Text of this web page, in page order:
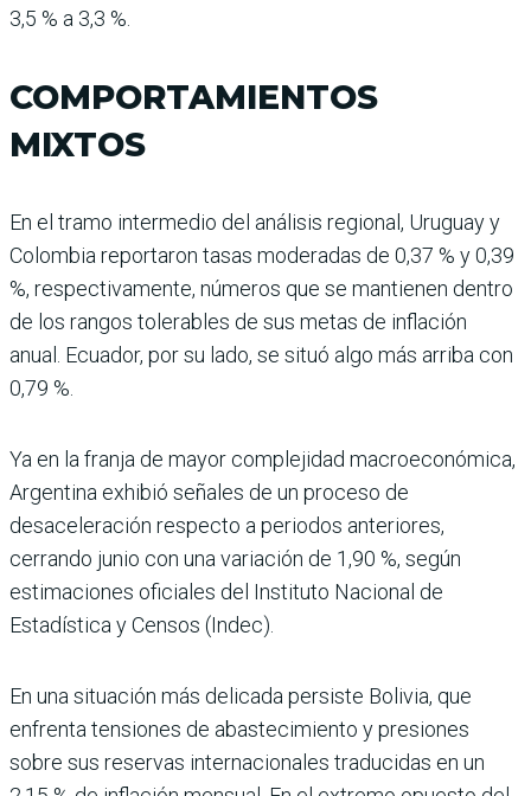
3,5 % a 3,3 %.
COMPORTAMIENTOS
MIXTOS
En el tramo intermedio del análisis regional, Uruguay y
Colombia reportaron tasas moderadas de 0,37 % y 0,39
%, respectivamente, números que se mantienen dentro
de los rangos tolerables de sus metas de inflación
anual. Ecuador, por su lado, se situó algo más arriba con
0,79 %.
Ya en la franja de mayor complejidad macroeconómica,
Argentina exhibió señales de un proceso de
desaceleración respecto a periodos anteriores,
cerrando junio con una variación de 1,90 %, según
estimaciones oficiales del Instituto Nacional de
Estadística y Censos (Indec).
En una situación más delicada persiste Bolivia, que
enfrenta tensiones de abastecimiento y presiones
sobre sus reservas internacionales traducidas en un